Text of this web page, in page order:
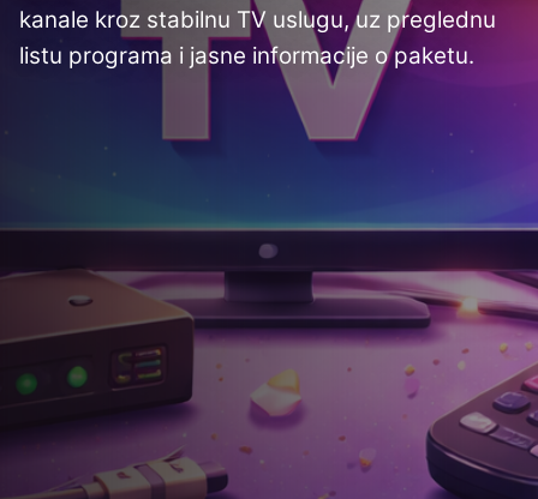
kanale kroz stabilnu TV uslugu, uz preglednu
listu programa i jasne informacije o paketu.